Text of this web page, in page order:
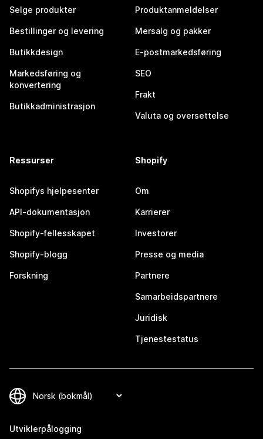
Selge produkter
Bestillinger og levering
Butikkdesign
Markedsføring og
konvertering
Butikkadministrasjon
Produktanmeldelser
Mersalg og pakker
E-postmarkedsføring
SEO
Frakt
Valuta og oversettelse
Ressurser
Shopifys hjelpesenter
API-dokumentasjon
Shopify-fellesskapet
Shopify-blogg
Forskning
Shopify
Om
Karrierer
Investorer
Presse og media
Partnere
Samarbeidspartnere
Juridisk
Tjenestestatus
Utviklerpålogging